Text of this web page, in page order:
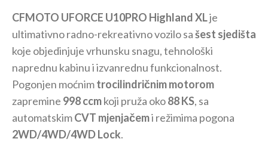
CFMOTO UFORCE U10PRO Highland XLje
ultimativno radno-rekreativno vozilo sašest sjedišta
koje objedinjuje vrhunsku snagu, tehnološki
naprednu kabinu i izvanrednu funkcionalnost.
Pogonjen moćnimtrocilindričnim motorom
zapremine 998 ccmkoji pruža oko88 KS, sa
automatskimCVT mjenjačemi režimima pogona
2WD/4WD/4WD Lock.